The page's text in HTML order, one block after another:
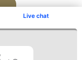
Live chat